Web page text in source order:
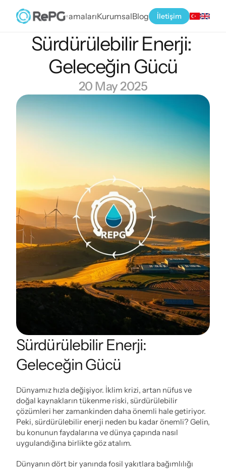
Havadan Su UygulamalarıKurumsalBlog İletişim
Sürdürülebilir Enerji:
Geleceğin Gücü
20 May 2025
Sürdürülebilir Enerji:
Geleceğin Gücü
Dünyamız hızla değişiyor. İklim krizi, artan nüfus ve
doğal kaynakların tükenme riski, sürdürülebilir
çözümleri her zamankinden daha önemli hale getiriyor.
Peki, sürdürülebilir enerji neden bu kadar önemli? Gelin,
bu konunun faydalarına ve dünya çapında nasıl
uygulandığına birlikte göz atalım.
Dünyanın dört bir yanında fosil yakıtlara bağımlılığı